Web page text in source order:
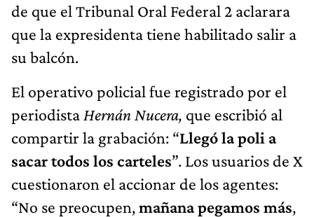
de que el Tribunal Oral Federal 2 aclarara
que la expresidenta tiene habilitado salir a
su balcón.
El operativo policial fue registrado por el
periodista Hernán Nucera, que escribió al
compartir la grabación: “Llegó la poli a
sacar todos los carteles”. Los usuarios de X
cuestionaron el accionar de los agentes:
“No se preocupen,mañana pegamos más,